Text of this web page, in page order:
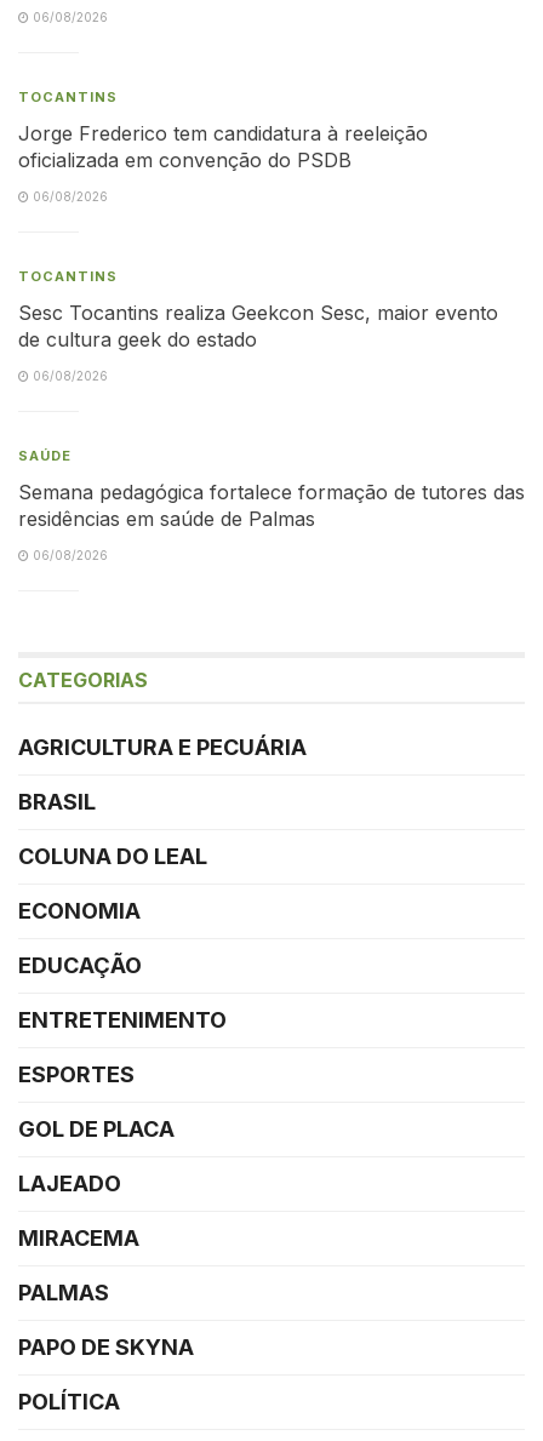
06/08/2026
TOCANTINS
Jorge Frederico tem candidatura à reeleição
oficializada em convenção do PSDB
06/08/2026
TOCANTINS
Sesc Tocantins realiza Geekcon Sesc, maior evento
de cultura geek do estado
06/08/2026
SAÚDE
Semana pedagógica fortalece formação de tutores das
residências em saúde de Palmas
06/08/2026
CATEGORIAS
AGRICULTURA E PECUÁRIA
BRASIL
COLUNA DO LEAL
ECONOMIA
EDUCAÇÃO
ENTRETENIMENTO
ESPORTES
GOL DE PLACA
LAJEADO
MIRACEMA
PALMAS
PAPO DE SKYNA
POLÍTICA